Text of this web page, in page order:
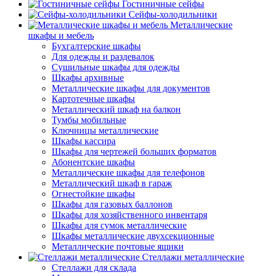
Гостиничные сейфы
Сейфы-холодильники
Металлические
шкафы и мебель
Бухгалтерские шкафы
Для одежды и раздевалок
Сушильные шкафы для одежды
Шкафы архивные
Металлические шкафы для документов
Картотечные шкафы
Металлический шкаф на балкон
Тумбы мобильные
Ключницы металлические
Шкафы кассира
Шкафы для чертежей больших форматов
Абонентские шкафы
Металлические шкафы для телефонов
Металлический шкаф в гараж
Огнестойкие шкафы
Шкафы для газовых баллонов
Шкафы для хозяйственного инвентаря
Шкафы для сумок металлические
Шкафы металлические двухсекционные
Металлические почтовые ящики
Стеллажи металлические
Стеллажи для склада